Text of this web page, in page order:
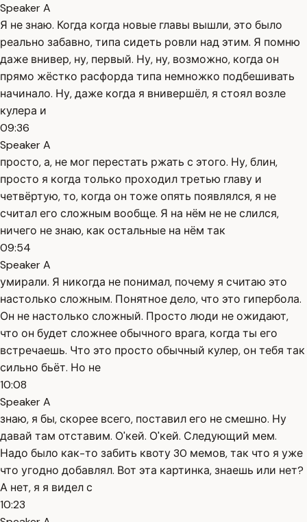
Speaker A
Я не знаю. Когда когда новые главы вышли, это было
реально забавно, типа сидеть ровли над этим. Я помню
даже внивер, ну, первый. Ну, ну, возможно, когда он
прямо жёстко расфорда типа немножко подбешивать
начинало. Ну, даже когда я внивершёл, я стоял возле
кулера и
09:36
Speaker A
просто, а, не мог перестать ржать с этого. Ну, блин,
просто я когда только проходил третью главу и
четвёртую, то, когда он тоже опять появлялся, я не
считал его сложным вообще. Я на нём не не слился,
ничего не знаю, как остальные на нём так
09:54
Speaker A
умирали. Я никогда не понимал, почему я считаю это
настолько сложным. Понятное дело, что это гипербола.
Он не настолько сложный. Просто люди не ожидают,
что он будет сложнее обычного врага, когда ты его
встречаешь. Что это просто обычный кулер, он тебя так
сильно бьёт. Но не
10:08
Speaker A
знаю, я бы, скорее всего, поставил его не смешно. Ну
давай там отставим. О'кей. О'кей. Следующий мем.
Надо было как-то забить квоту 30 мемов, так что я уже
что угодно добавлял. Вот эта картинка, знаешь или нет?
А нет, я я видел с
10:23